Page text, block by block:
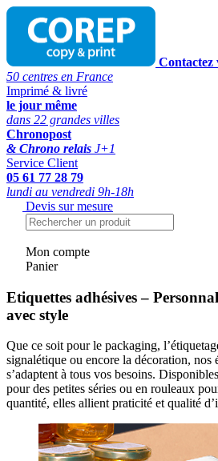
Contactez
50 centres en France
Imprimé & livré
le jour même
dans 22 grandes villes
Chronopost
& Chrono relais J+1
Service Client
05 61 77 28 79
lundi au vendredi 9h-18h
Devis sur mesure
Mon compte
Panier
Etiquettes adhésives –
avec style
Que ce soit pour le packaging,
signalétique ou encore la décoration, nos
s’adaptent à tous vos besoins.
pour des petites séries ou en rouleaux
quantité, elles allient praticité et qualité